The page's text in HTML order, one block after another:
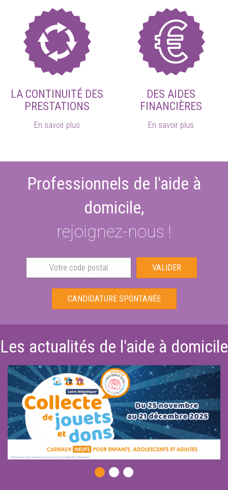
LA CONTINUITÉ DES
PRESTATIONS
En savoir plus
DES AIDES
FINANCIÈRES
En savoir plus
Professionnels de l'aide à
domicile,
rejoignez-nous !
VALIDER
CANDIDATURE SPONTANÉE
Les actualités de l'aide à domicile